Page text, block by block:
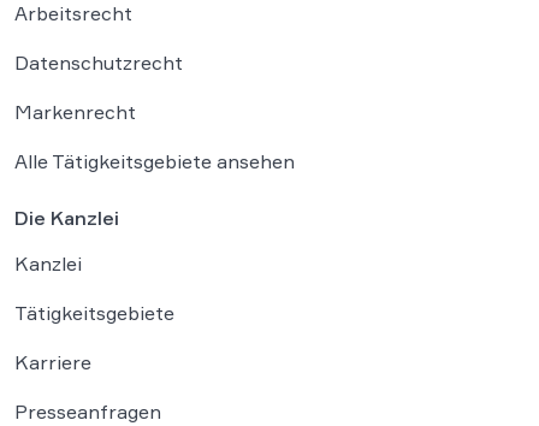
Arbeitsrecht
Datenschutzrecht
Markenrecht
Alle Tätigkeitsgebiete ansehen
Die Kanzlei
Kanzlei
Tätigkeitsgebiete
Karriere
Presseanfragen